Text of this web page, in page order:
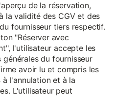
de la réservation,
la validité des CGV et des
fournisseur tiers respectif.
"Réserver avec
l'utilisateur accepte les
du fournisseur
avoir lu et compris les
l'annulation et à la
L'utilisateur peut